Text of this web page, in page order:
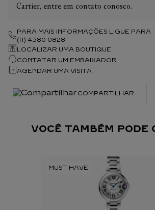
Cartier, entre em contato conosco.
PARA MAIS INFORMAÇÕES LIGUE PARA
(11) 4380 0828
LOCALIZAR UMA BOUTIQUE
CONTATAR UM EMBAIXADOR
AGENDAR UMA VISITA
COMPARTILHAR
VOCÊ TAMBÉM PODE